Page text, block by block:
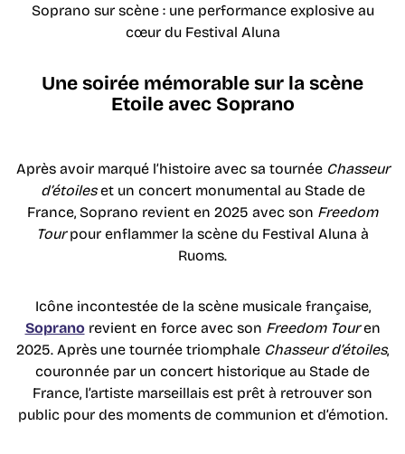
Soprano sur scène : une performance explosive au
cœur du Festival Aluna
Une soirée mémorable sur la scène
Etoile avec Soprano
Après avoir marqué l’histoire avec sa tournée Chasseur
d’étoileset un concert monumental au Stade de
France, Soprano revient en 2025 avec son Freedom
Tourpour enflammer la scène du Festival Aluna à
Ruoms.
Icône incontestée de la scène musicale française,
Sopranorevient en force avec son Freedom Touren
2025. Après une tournée triomphale Chasseur d’étoiles,
couronnée par un concert historique au Stade de
France, l’artiste marseillais est prêt à retrouver son
public pour des moments de communion et d’émotion.